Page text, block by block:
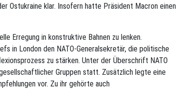
Ostukraine klar. Insofern hatte Präsident Macron einen
Erregung in konstruktive Bahnen zu lenken.
in London den NATO-Generalsekretär, die politische
zu stärken. Unter der Überschrift NATO
Gruppen statt. Zusätzlich legte eine
vor. Zu ihr gehörte auch